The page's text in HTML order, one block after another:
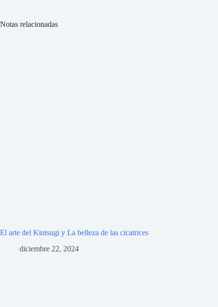
Notas relacionadas
El arte del Kintsugi y La belleza de las cicatrices
diciembre 22, 2024